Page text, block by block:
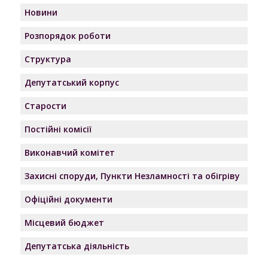
Новини
Розпорядок роботи
Структура
Депутатський корпус
Старости
Постійні комісії
Виконавчий комітет
Захисні споруди, Пункти Незламності та обігріву
Офіційні документи
Місцевий бюджет
Депутатська діяльність